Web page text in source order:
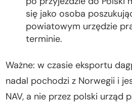
się jako osoba
powiatowym urzędzie
terminie.
Ważne: w czasie eksportu
nadal pochodzi z Norwegii i
NAV, a nie przez polski urząd